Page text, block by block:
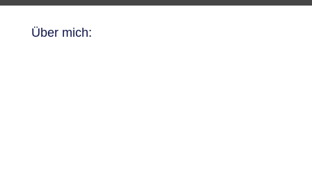
Über mich: